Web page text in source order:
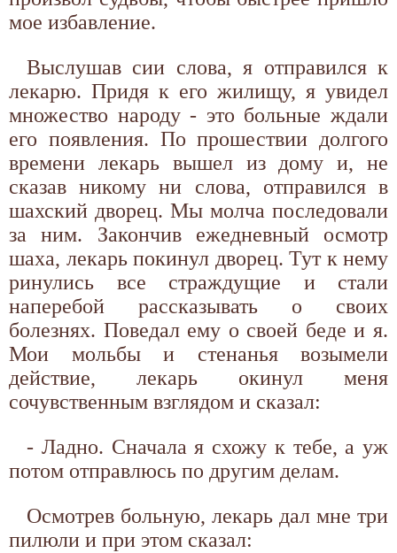
мое избавление.
Выслушав сии слова, я отправился к
лекарю. Придя к его жилищу, я увидел
множество народу - это больные ждали
его появления. По прошествии долгого
времени лекарь вышел из дому и, не
сказав никому ни слова, отправился в
шахский дворец. Мы молча последовали
за ним. Закончив ежедневный осмотр
шаха, лекарь покинул дворец. Тут к нему
ринулись все страждущие и стали
наперебой рассказывать о своих
болезнях. Поведал ему о своей беде и я.
Мои мольбы и стенанья возымели
действие, лекарь окинул меня
сочувственным взглядом и сказал:
- Ладно. Сначала я схожу к тебе, а уж
потом отправлюсь по другим делам.
Осмотрев больную, лекарь дал мне три
пилюли и при этом сказал: